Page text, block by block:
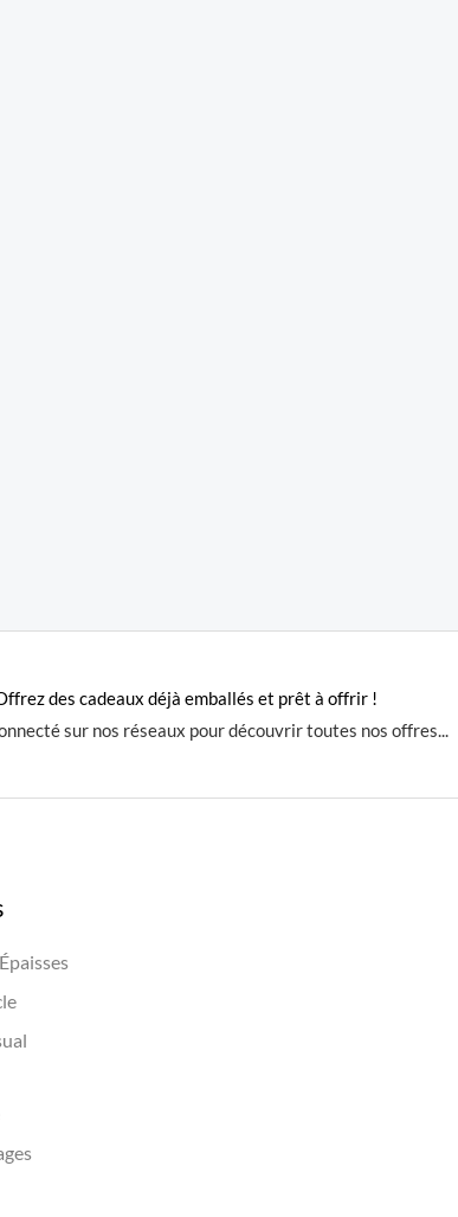
des cadeaux déjà emballés et prêt à offrir !
sur nos réseaux pour découvrir toutes nos offres...